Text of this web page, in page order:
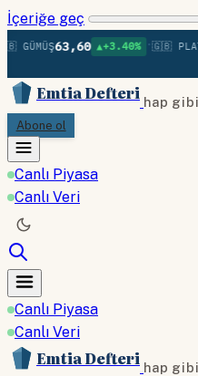
İçeriğe geç
63,60 ▲+3.40% •🇬🇧
Emtia Defteri hap
Abone ol
Canlı Piyasa
Canlı Veri
Canlı Piyasa
Canlı Veri
Emtia Defteri hap